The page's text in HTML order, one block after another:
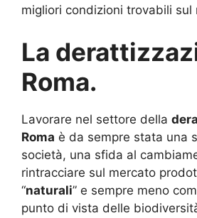
migliori condizioni trovabili sul
La
Roma.
Lavorare nel settore della
Roma è da sempre stata una
società, una sfida al
rintracciare sul mercato
“naturali” e sempre meno
punto di vista delle